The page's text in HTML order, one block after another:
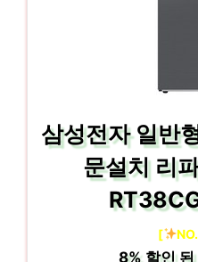
삼성전자 일반
문설치 리
[
8% 할인 된